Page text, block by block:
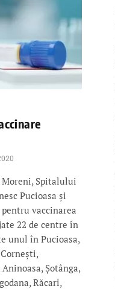
Spitalului
Pucioasa şi
vaccinarea
22 de centre în
unul în Pucioasa,
Şotânga,
Răcari,